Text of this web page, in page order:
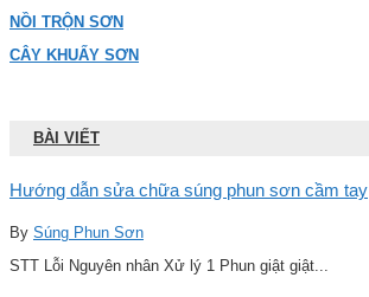
NỒI TRỘN SƠN
CÂY KHUẤY SƠN
BÀI VIẾT
Hướng dẫn sửa chữa súng phun sơn cầm tay
By Súng Phun Sơn
STT Lỗi Nguyên nhân Xử lý 1 Phun giật giật...